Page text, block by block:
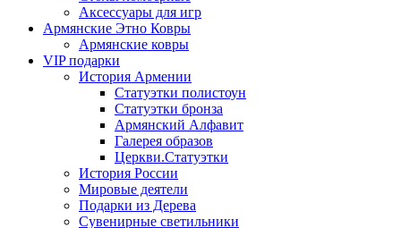
Аксессуары для игр
Армянские Этно Ковры
Армянские ковры
VIP подарки
История Армении
Статуэтки полистоун
Статуэтки бронза
Армянский Алфавит
Галерея образов
Церкви.Статуэтки
История России
Мировые деятели
Подарки из Дерева
Сувенирные светильники